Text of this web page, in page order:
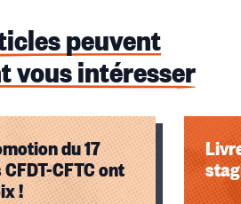
peuvent
vous intéresser
du 17
CFTC ont
!